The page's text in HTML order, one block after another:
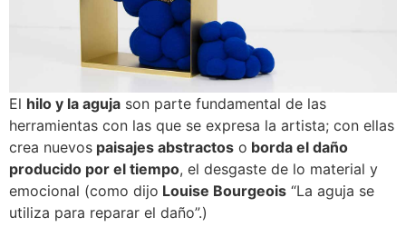
El hilo y la aguja son parte fundamental de las
herramientas con las que se expresa la artista; con ellas
crea nuevos paisajes abstractos o borda el daño
producido por el tiempo, el desgaste de lo material y
emocional (como dijo Louise Bourgeois “La aguja se
utiliza para reparar el daño”.)